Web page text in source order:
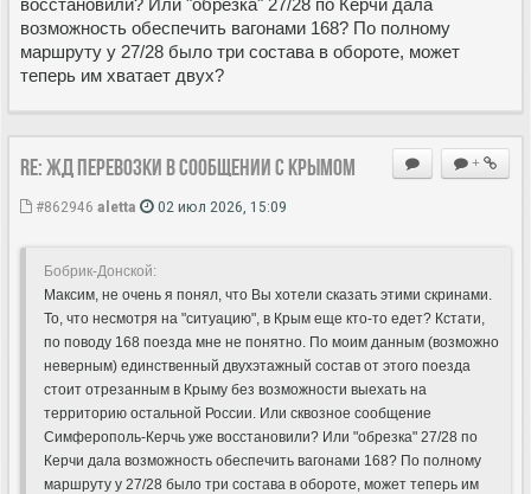
восстановили? Или "обрезка" 27/28 по Керчи дала
возможность обеспечить вагонами 168? По полному
маршруту у 27/28 было три состава в обороте, может
теперь им хватает двух?
+
Re: ЖД перевозки в сообщении с Крымом
#862946 aletta 02 июл 2026, 15:09
Бобрик-Донской:
Максим, не очень я понял, что Вы хотели сказать этими скринами.
То, что несмотря на "ситуацию", в Крым еще кто-то едет? Кстати,
по поводу 168 поезда мне не понятно. По моим данным (возможно
неверным) единственный двухэтажный состав от этого поезда
стоит отрезанным в Крыму без возможности выехать на
территорию остальной России. Или сквозное сообщение
Симферополь-Керчь уже восстановили? Или "обрезка" 27/28 по
Керчи дала возможность обеспечить вагонами 168? По полному
маршруту у 27/28 было три состава в обороте, может теперь им